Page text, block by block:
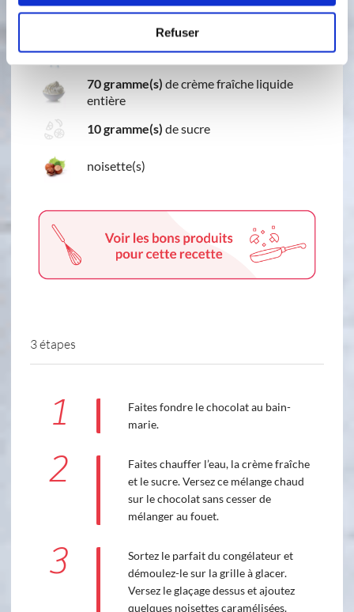
Refuser
150 gramme(s)de pistoles de chocolat
50 gramme(s)d'eau
70 gramme(s) de crème fraîche liquide
entière
10 gramme(s) de sucre
noisette(s)
3 étapes
1
Faites fondre le chocolat au bain-
marie.
2
Faites chauffer l’eau, la crème fraîche
et le sucre. Versez ce mélange chaud
sur le chocolat sans cesser de
mélanger au fouet.
3
Sortez le parfait du congélateur et
démoulez-le sur la grille à glacer.
Versez le glaçage dessus et ajoutez
quelques noisettes caramélisées.